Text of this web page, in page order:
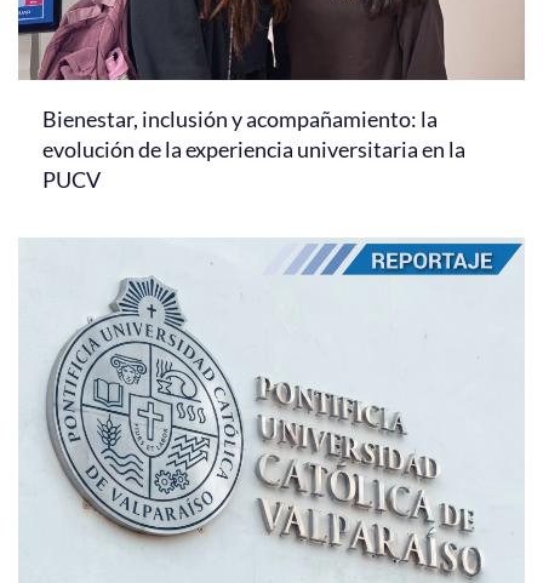
Bienestar, inclusión y acompañamiento: la
evolución de la experiencia universitaria en la
PUCV